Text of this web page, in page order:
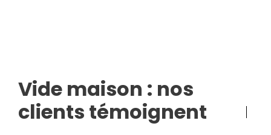
Vide maison : nos
clients témoignent